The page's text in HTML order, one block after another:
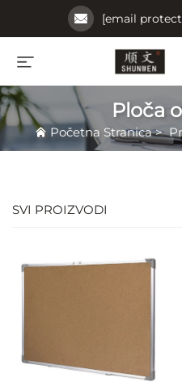
[email
Ploča
Početna Stranica>
SVI PROIZVODI